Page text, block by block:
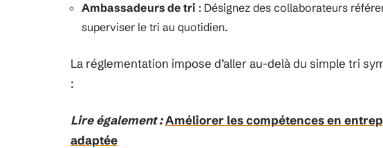
Ambassadeurs de tri : Désignez des collaborateurs
superviser le tri au quotidien.
La réglementation impose d’aller au-delà du simple tri
:
Lire également :Améliorer les compétences en
adaptée